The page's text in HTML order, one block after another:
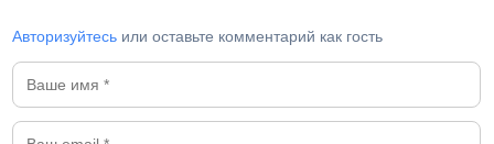
Авторизуйтесь или оставьте комментарий как гость